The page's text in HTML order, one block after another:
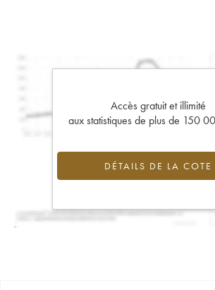
Accès gratuit et illimité
aux statistiques de plus de 150
DÉTAILS DE LA COTE